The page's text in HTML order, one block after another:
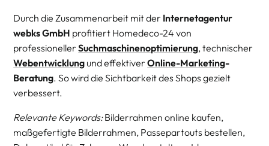
Durch die Zusammenarbeit mit der Internetagentur
webks GmbH profitiert Homedeco-24 von
professionellerSuchmaschinenoptimierung, technischer
Webentwicklung und effektiverOnline-Marketing-
Beratung. So wird die Sichtbarkeit des Shops gezielt
verbessert.
Relevante Keywords:Bilderrahmen online kaufen,
maßgefertigte Bilderrahmen, Passepartouts bestellen,